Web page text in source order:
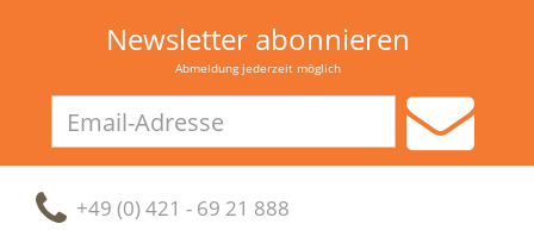
Newsletter abonnieren
Abmeldung jederzeit möglich
Adresse
+49 (0) 421 - 69 21 888